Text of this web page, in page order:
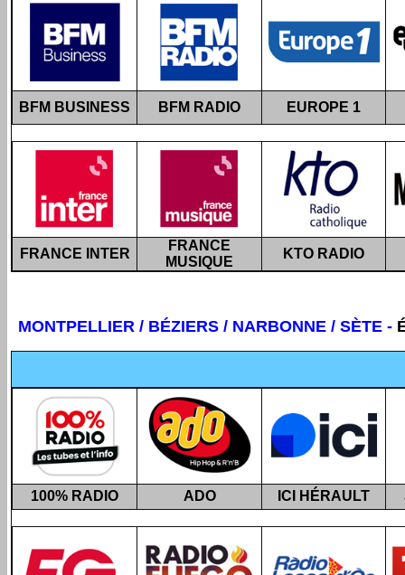
BFM BUSINESS BFM RADIO EUROPE 1
FRANCE INTER
FRANCE
MUSIQUE
KTO RADIO
MONTPELLIER / BÉZIERS / NARBONNE / SÈTE -
100% RADIO ADO ICI HÉRAULT